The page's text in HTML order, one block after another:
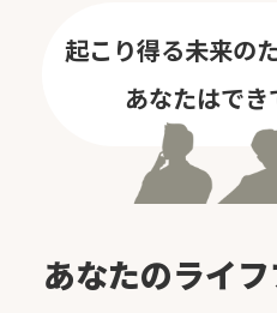
起こり得る未来の
あなたはでき
あなたのライフ